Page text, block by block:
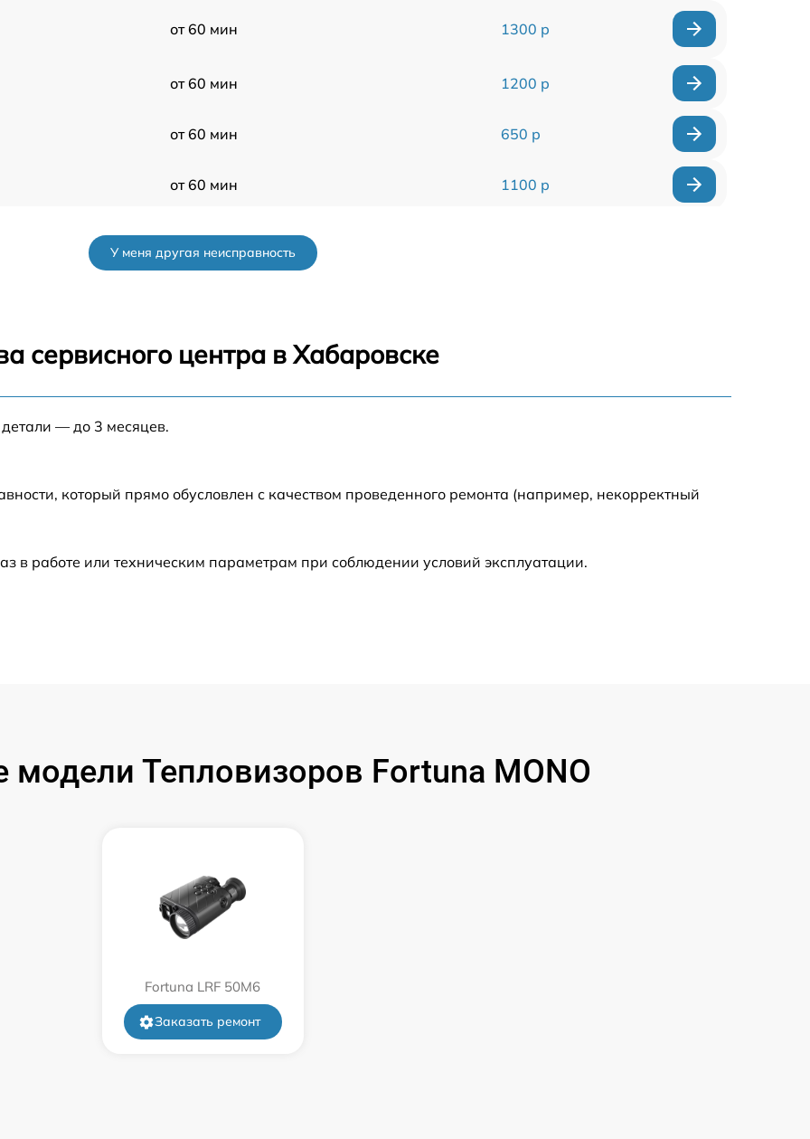
от 60 мин 1300 р
от 60 мин 1200 р
от 60 мин 650 р
от 60 мин 1100 р
от 60 мин
от 60 мин 450 р
от 60 мин
от 60 мин
У меня другая неисправность
сервисного центра в Хабаровске
— до 3 месяцев.
который прямо обусловлен с качеством проведенного ремонта (например, некорректный
в работе или техническим параметрам при соблюдении условий эксплуатации.
Тепловизоров Fortuna MONO
Fortuna LRF 50M6
Заказать ремонт